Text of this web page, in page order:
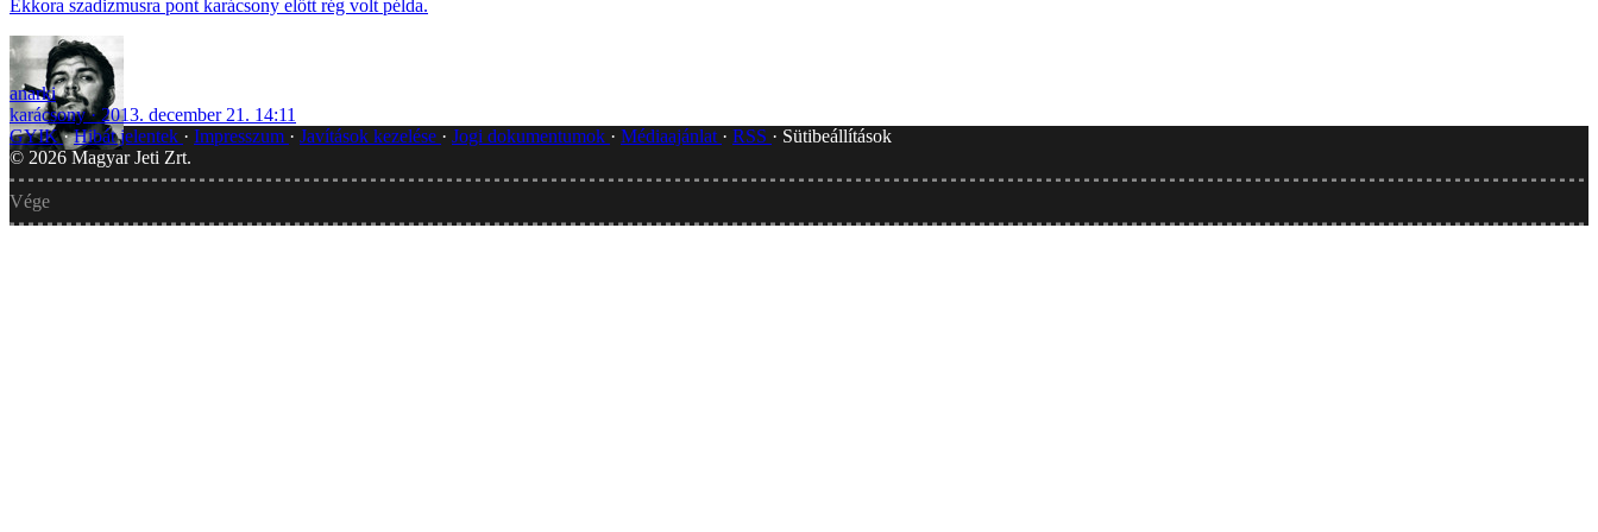
Ekkora szadizmusra pont karácsony előtt rég volt példa.
anarki
karácsony
2013. december 21. 14:11
GYIK Hibát jelentek Impresszum Javítások kezelése Jogi dokumentumok Médiaajánlat RSS
Sütibeállítások
© 2026 Magyar Jeti Zrt.
Vége